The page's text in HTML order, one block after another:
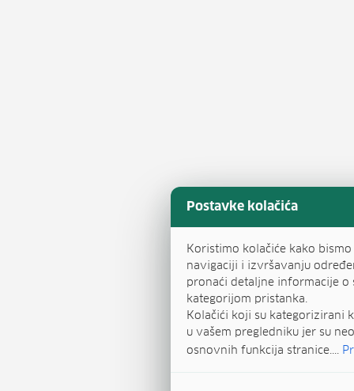
Postavke kolačića
Koristimo kolačiće kako
navigaciji i izvršavanju
pronaći detaljne informacije
kategorijom pristanka.
Kolačići koji su kategorizirani
u vašem pregledniku jer su
osnovnih funkcija stranice....